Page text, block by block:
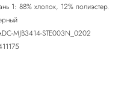
1: 88% хлопок, 12% полиэстер.
MJB3414-STE003N_0202